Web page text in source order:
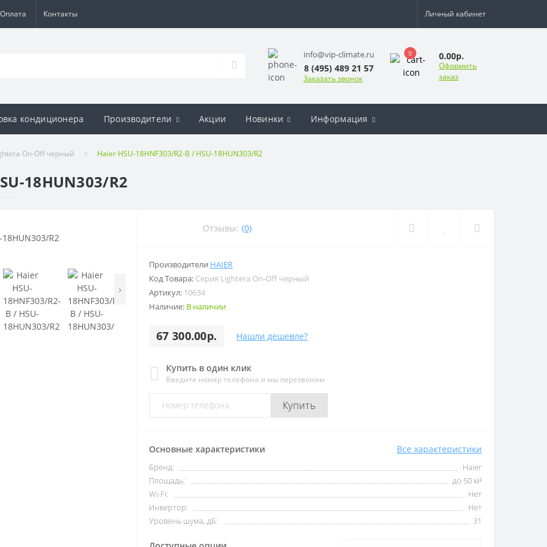
Оплата Контакты Личный кабинет
info@vip-climate.ru
8 (495) 489 21 57
Заказать звонок
0 0.00р.
Оформить
заказ
кондиционера Производители Акции Новинки Информация
On-Off черный Haier HSU-18HNF303/R2-B / HSU-18HUN303/R2
18HUN303/R2
›
Отзывы: (0)
Производители HAIER
Код Товара: Серия Lightera On-Off черный
Артикул: 10634
Наличие: В наличии
67 300.00р. Нашли дешевле?
Купить в один клик
Введите номер телефона и мы перезвоним
Купить
Основные характеристики Все характеристики
Бренд:
Haier
Площадь:
до 50 м²
Wi-Fi:
Нет
Инвертор:
Нет
Уровень шума, дБ:
31